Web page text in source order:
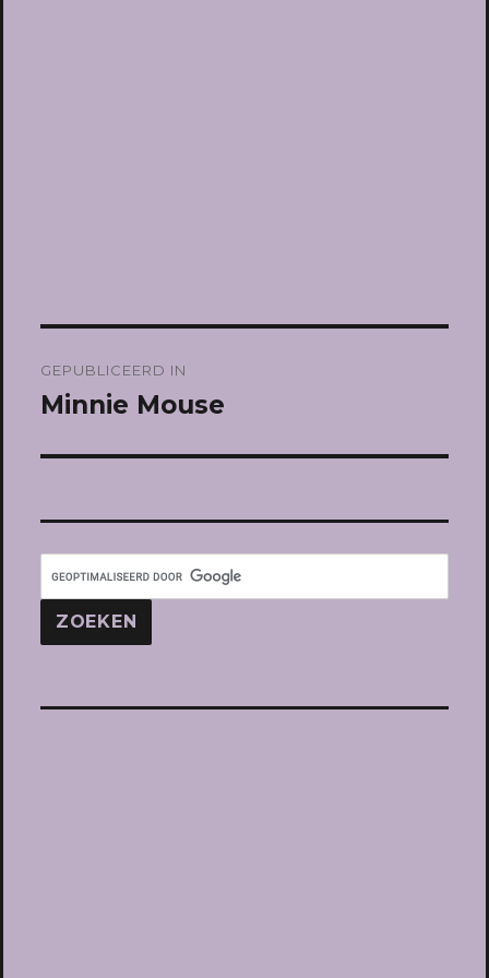
navigatie
GEPUBLICEERD IN
Minnie Mouse